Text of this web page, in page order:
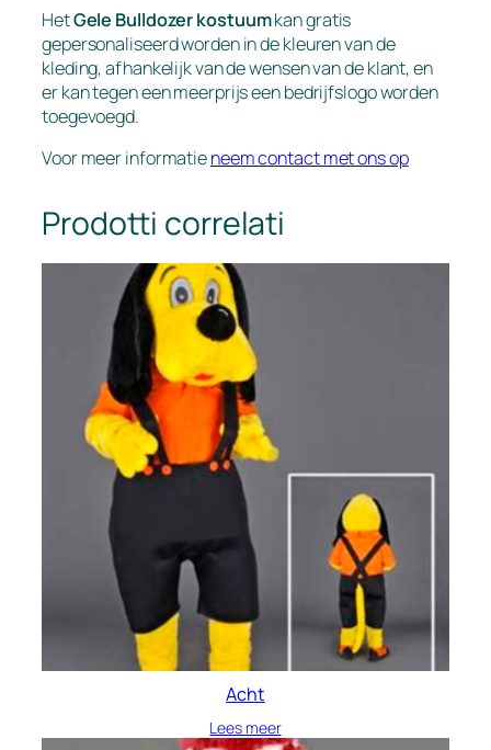
HetGele Bulldozer kostuumkan gratis
gepersonaliseerd worden in de kleuren van de
kleding, afhankelijk van de wensen van de klant, en
er kan tegen een meerprijs een bedrijfslogo worden
toegevoegd.
Voor meer informatieneem contact met ons op
Prodotti correlati
Acht
Lees meer